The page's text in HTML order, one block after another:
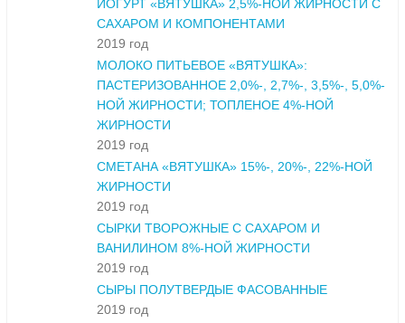
ЙОГУРТ «ВЯТУШКА» 2,5%-НОЙ ЖИРНОСТИ С
САХАРОМ И КОМПОНЕНТАМИ
2019 год
МОЛОКО ПИТЬЕВОЕ «ВЯТУШКА»:
ПАСТЕРИЗОВАННОЕ 2,0%-, 2,7%-, 3,5%-, 5,0%-
НОЙ ЖИРНОСТИ; ТОПЛЕНОЕ 4%-НОЙ
ЖИРНОСТИ
2019 год
СМЕТАНА «ВЯТУШКА» 15%-, 20%-, 22%-НОЙ
ЖИРНОСТИ
2019 год
СЫРКИ ТВОРОЖНЫЕ С САХАРОМ И
ВАНИЛИНОМ 8%-НОЙ ЖИРНОСТИ
2019 год
СЫРЫ ПОЛУТВЕРДЫЕ ФАСОВАННЫЕ
2019 год